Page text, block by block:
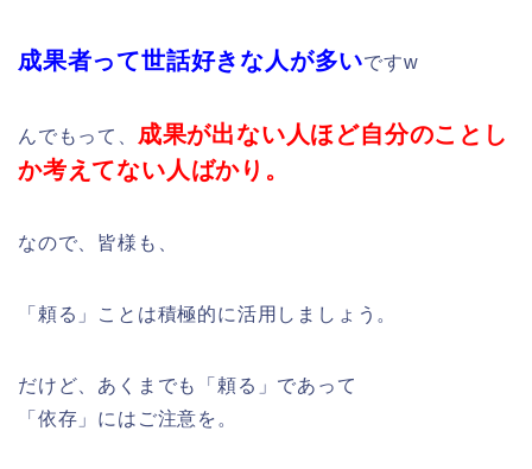
成果者って世話好きな人が多いですw
んでもって、 成果が出ない人ほど自分のことし
か考えてない人ばかり。
なので、皆様も、
「頼る」ことは積極的に活用しましょう。
だけど、あくまでも「頼る」であって
「依存」にはご注意を。